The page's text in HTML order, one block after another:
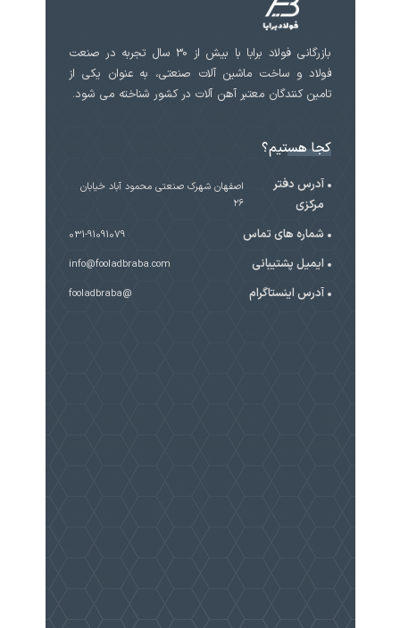
بازرگانی فولاد برابا با بیش از 30 سال تجربه در صنعت
فولاد و ساخت ماشین آلات صنعتی، به عنوان یکی از
تامین کنندگان معتبر آهن آلات در کشور شناخته می شود.
کجا هستیم؟
آدرس دفتر
مرکزی
اصفهان شهرک صنعتی محمود آباد خیابان
۲۶
شماره های تماس 031-91091079
ایمیل پشتیبانی info@fooladbraba.com
آدرس اینستاگرام @fooladbraba